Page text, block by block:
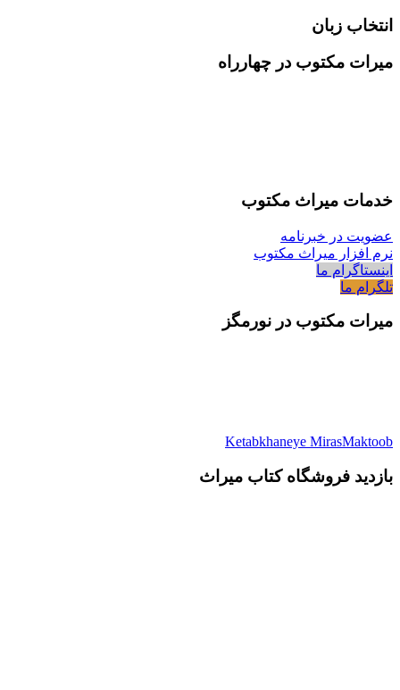
انتخاب زبان
میرات مکتوب در چهارراه
خدمات میراث مکتوب
عضویت در خبرنامه
نرم افزار میراث مکتوب
اینستاگرام ما
تلگرام ما
میرات مکتوب در نورمگز
Ketabkhaneye MirasMaktoob
بازدید فروشگاه کتاب میراث